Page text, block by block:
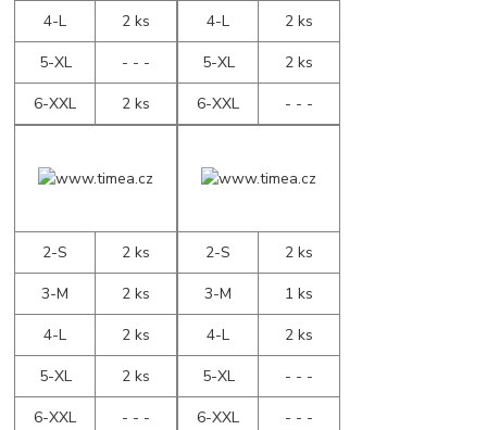
4-L
2 ks
5-XL
- - -
6-XXL
2 ks
4-L
2 ks
5-XL
2 ks
6-XXL
- - -
2-S
2 ks
3-M
2 ks
4-L
2 ks
5-XL
2 ks
6-XXL
- - -
2-S
2 ks
3-M
1 ks
4-L
2 ks
5-XL
- - -
6-XXL
- - -